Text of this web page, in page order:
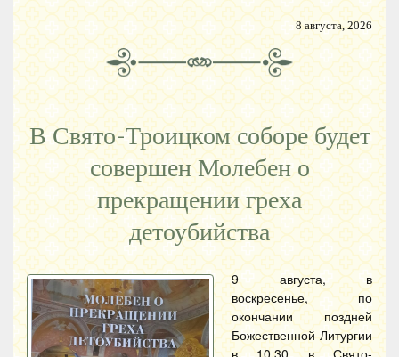
8 августа, 2026
В Свято-Троицком соборе будет
совершен Молебен о
прекращении греха
детоубийства
9 августа, в
воскресенье, по
окончании поздней
Божественной Литургии
в 10.30 в Свято-